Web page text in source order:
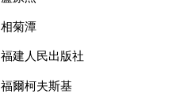
相菊潭
福建人民出版社
福爾柯夫斯基